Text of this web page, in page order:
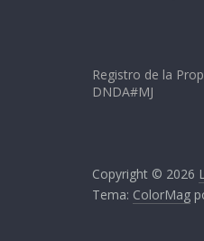
Registro de la
DNDA#MJ
Copyright © 2026
Tema: ColorMag